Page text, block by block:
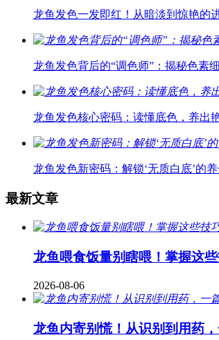
龙鱼发色一发即红！从暗淡到惊艳的
龙鱼发色背后的“调色师”：揭秘色素
龙鱼发色核心密码：读懂底色，养出
龙鱼发色新密码：解锁‘无质白底’的
最新文章
龙鱼喂食饭量别瞎喂！掌握这
2026-08-06
龙鱼内寄别慌！从识别到用药